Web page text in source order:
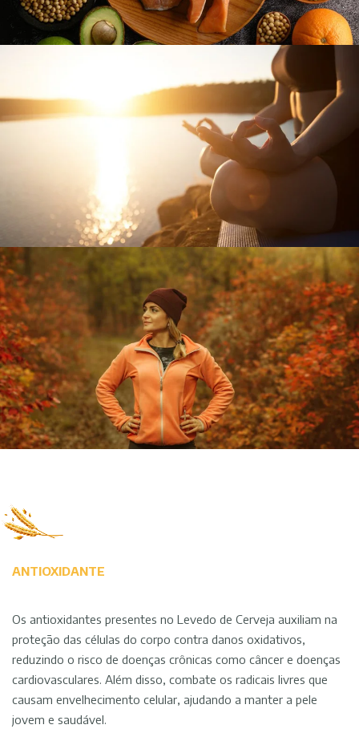
ANTIOXIDANTE
Os antioxidantes presentes no Levedo de Cerveja auxiliam na
proteção das células do corpo contra danos oxidativos,
reduzindo o risco de doenças crônicas como câncer e doenças
cardiovasculares. Além disso, combate os radicais livres que
causam envelhecimento celular, ajudando a manter a pele
jovem e saudável.